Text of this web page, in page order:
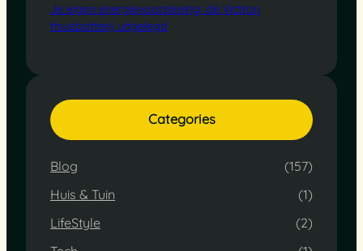
Je eigen energievoorziening: de Victron
thuisbatterij uitgelegd
Categories
Blog
(157)
Huis & Tuin
(1)
LifeStyle
(2)